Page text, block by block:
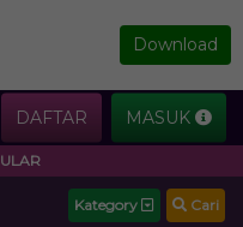
Download
DAFTAR MASUK
Kategory Cari